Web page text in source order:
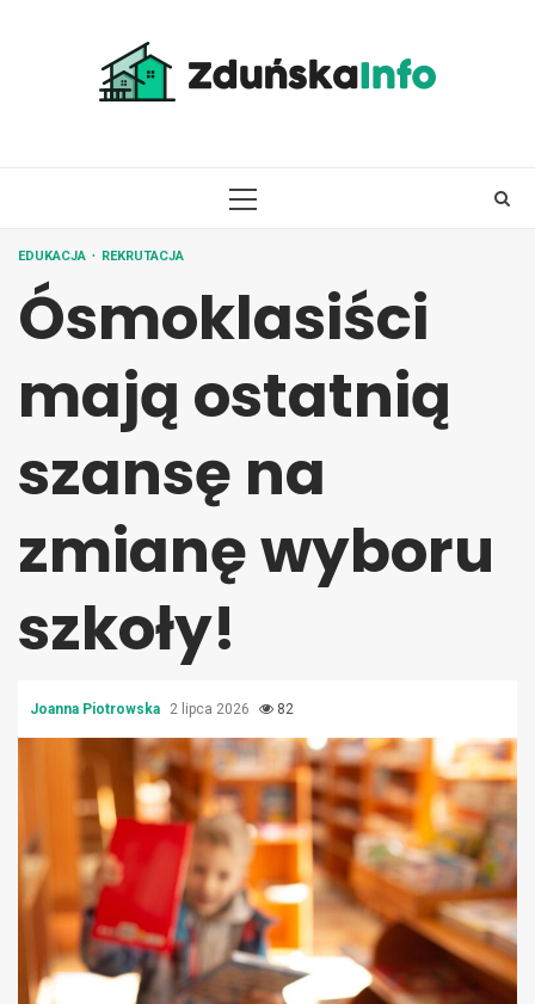
PRIMARY
EDUKACJA REKRUTACJA
Ósmoklasiści
mają ostatnią
szansę na
zmianę wyboru
szkoły!
Joanna Piotrowska 2 lipca 2026 82